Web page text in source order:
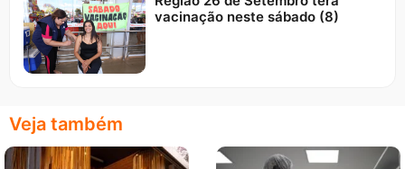
vacinação neste sábado (8)
Veja também